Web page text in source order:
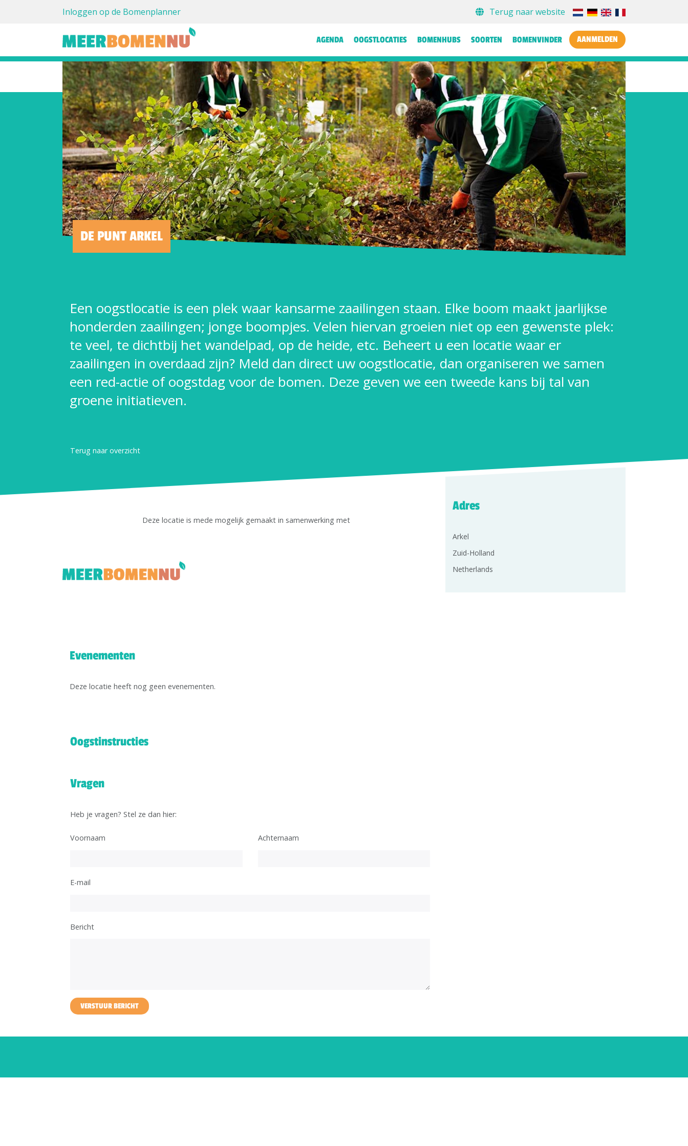
Inloggen op de Bomenplanner Terug naar website
AGENDA OOGSTLOCATIES BOMENHUBS SOORTEN BOMENVINDER AANMELDEN
DE PUNT ARKEL
Een oogstlocatie is een plek waar kansarme zaailingen staan. Elke boom maakt jaarlijkse
honderden zaailingen; jonge boompjes. Velen hiervan groeien niet op een gewenste plek:
te veel, te dichtbij het wandelpad, op de heide, etc. Beheert u een locatie waar er
zaailingen in overdaad zijn? Meld dan direct uw oogstlocatie, dan organiseren we samen
een red-actie of oogstdag voor de bomen. Deze geven we een tweede kans bij tal van
groene initiatieven.
Terug naar overzicht
Deze locatie is mede mogelijk gemaakt in samenwerking met
Evenementen
Deze locatie heeft nog geen evenementen.
Adres
Arkel
Zuid-Holland
Netherlands
Oogstinstructies
Vragen
Heb je vragen? Stel ze dan hier:
Voornaam Achternaam
E-mail
Bericht
VERSTUUR BERICHT